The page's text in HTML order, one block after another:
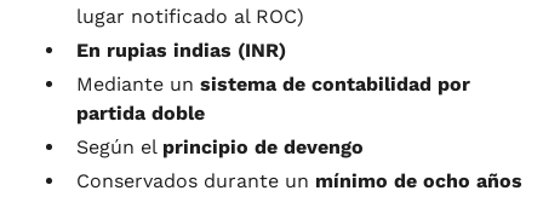
lugar notificado al ROC)
En rupias indias (INR)
Mediante un sistema de contabilidad por
partida doble
Según el principio de devengo
Conservados durante un mínimo de ocho años